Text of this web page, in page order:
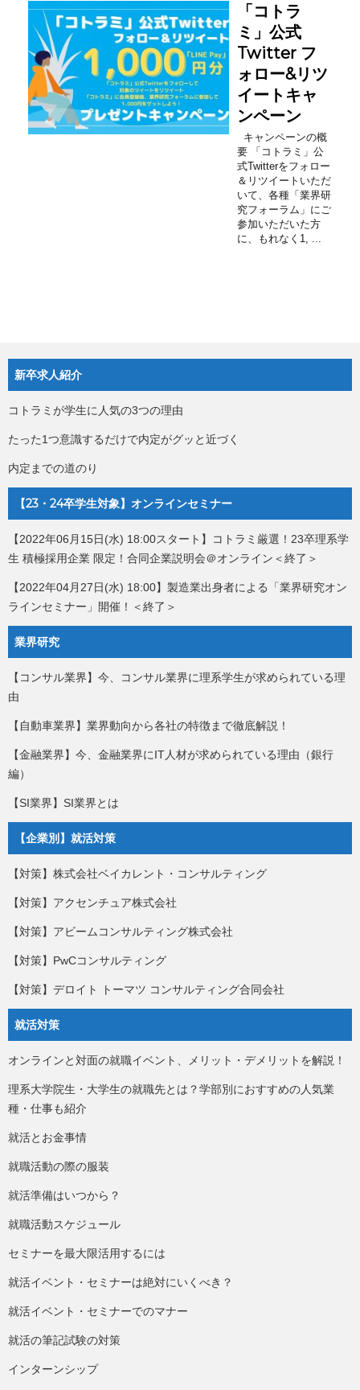
「コトラ
ミ」公式
Twitter フ
ォロー&リツ
イートキャ
ンペーン
キャンペーンの概
要 「コトラミ」公
式Twitterをフォロー
＆リツイートいただ
いて、各種「業界研
究フォーラム」にご
参加いただいた方
に、もれなく1, ...
新卒求人紹介
コトラミが学生に人気の3つの理由
たった1つ意識するだけで内定がグッと近づく
内定までの道のり
【23・24卒学生対象】オンラインセミナー
【2022年06月15日(水) 18:00スタート】コトラミ厳選！23卒理系学
生 積極採用企業 限定！合同企業説明会＠オンライン＜終了＞
【2022年04月27日(水) 18:00】製造業出身者による「業界研究オン
ラインセミナー」開催！＜終了＞
業界研究
【コンサル業界】今、コンサル業界に理系学生が求められている理
由
【自動車業界】業界動向から各社の特徴まで徹底解説！
【金融業界】今、金融業界にIT人材が求められている理由（銀行
編）
【SI業界】SI業界とは
【企業別】就活対策
【対策】株式会社ベイカレント・コンサルティング
【対策】アクセンチュア株式会社
【対策】アビームコンサルティング株式会社
【対策】PwCコンサルティング
【対策】デロイト トーマツ コンサルティング合同会社
就活対策
オンラインと対面の就職イベント、メリット・デメリットを解説！
理系大学院生・大学生の就職先とは？学部別におすすめの人気業
種・仕事も紹介
就活とお金事情
就職活動の際の服装
就活準備はいつから？
就職活動スケジュール
セミナーを最大限活用するには
就活イベント・セミナーは絶対にいくべき？
就活イベント・セミナーでのマナー
就活の筆記試験の対策
インターンシップ